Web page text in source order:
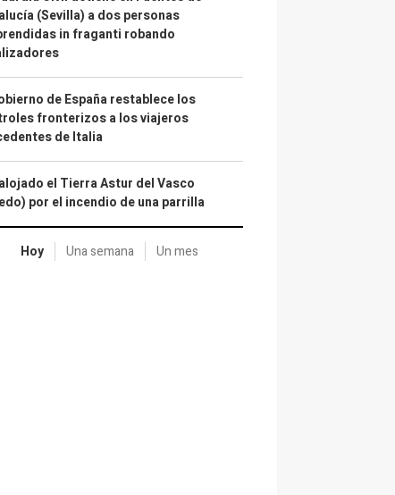
(Sevilla) a dos personas
in fraganti robando
de España restablece los
fronterizos a los viajeros
de Italia
el Tierra Astur del Vasco
por el incendio de una parrilla
Hoy Una semana Un mes